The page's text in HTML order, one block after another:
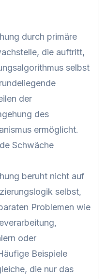
durch primäre
die auftritt,
selbst
der
des
ermöglicht.
Schwäche
beruht nicht auf
selbst,
Problemen wie
oder
Beispiele
die nur das